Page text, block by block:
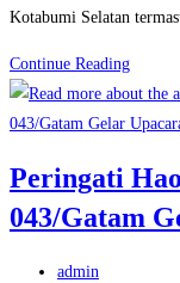
Kotabumi Selatan
Continue ReadingPolres
Utara
Oknum
Kades
Peringati
043/Gatam
Post
admin